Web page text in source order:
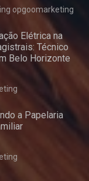
opgoomarketing
Elétrica na
Técnico
Belo Horizonte
a Papelaria